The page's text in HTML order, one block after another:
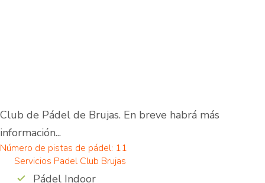
Club de Pádel de Brujas. En breve habrá más
información...
Número de pistas de pádel: 11
Servicios Padel Club Brujas
Pádel Indoor